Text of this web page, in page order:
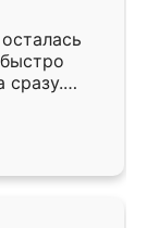
сразу.
к
Собрали
даже